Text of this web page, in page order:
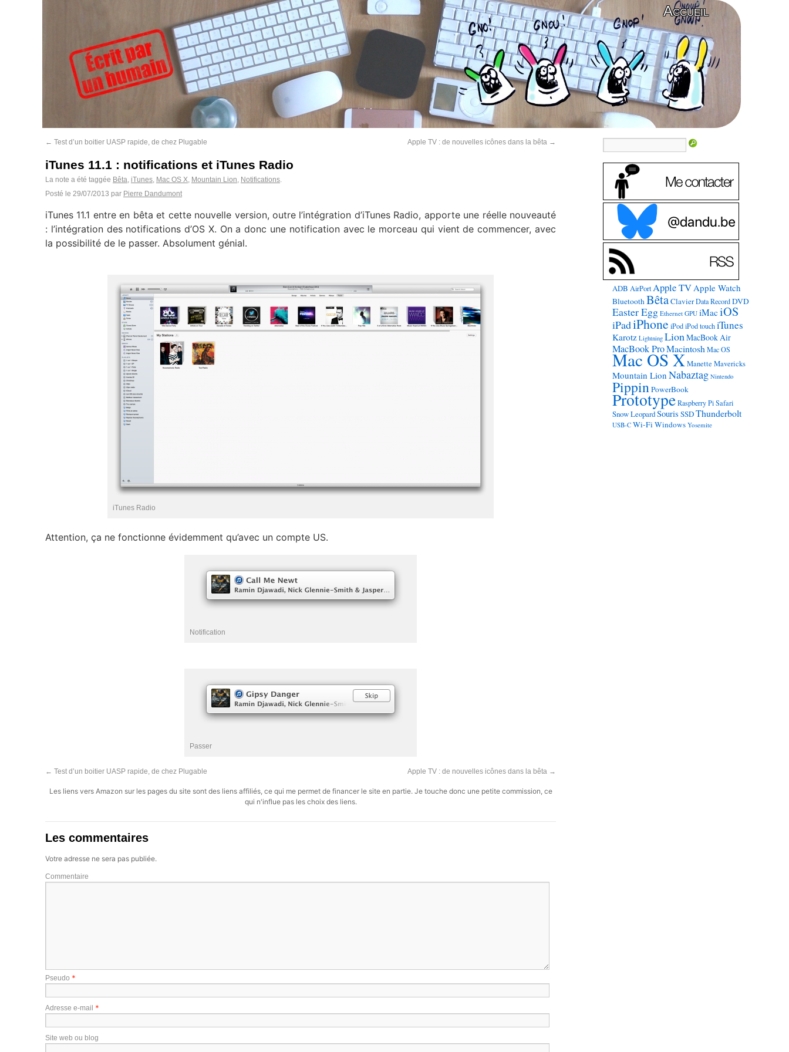
Accueil
← Test d’un boitier UASP rapide, de chez Plugable Apple TV : de nouvelles icônes dans la bêta →
iTunes 11.1 : notifications et iTunes Radio
La note a été taggée Bêta, iTunes, Mac OS X, Mountain Lion, Notifications.
Posté le 29/07/2013 par Pierre Dandumont
iTunes 11.1 entre en bêta et cette nouvelle version, outre l’intégration d’iTunes Radio, apporte une réelle nouveauté
: l’intégration des notifications d’OS X. On a donc une notification avec le morceau qui vient de commencer, avec
la possibilité de le passer. Absolument génial.
iTunes Radio
Attention, ça ne fonctionne évidemment qu’avec un compte US.
Notification
Passer
← Test d’un boitier UASP rapide, de chez Plugable Apple TV : de nouvelles icônes dans la bêta →
Les liens vers Amazon sur les pages du site sont des liens affiliés, ce qui me permet de financer le site en partie. Je touche donc une petite commission, ce
qui n'influe pas les choix des liens.
Les commentaires
Votre adresse ne sera pas publiée.
Commentaire
Pseudo *
Adresse e-mail *
Site web ou blog
ADB AirPort Apple TVApple Watch
BluetoothBêtaClavier Data Record DVD
Easter Egg Ethernet GPU iMaciOS
iPadiPhone iPod iPod touch iTunes
Karotz Lightning LionMacBook Air
MacBook ProMacintosh Mac OS
Mac OS X Manette Mavericks
Mountain Lion Nabaztag Nintendo
PippinPowerBook
Prototype Raspberry Pi Safari
Snow LeopardSouris SSDThunderbolt
USB-C Wi-FiWindows Yosemite